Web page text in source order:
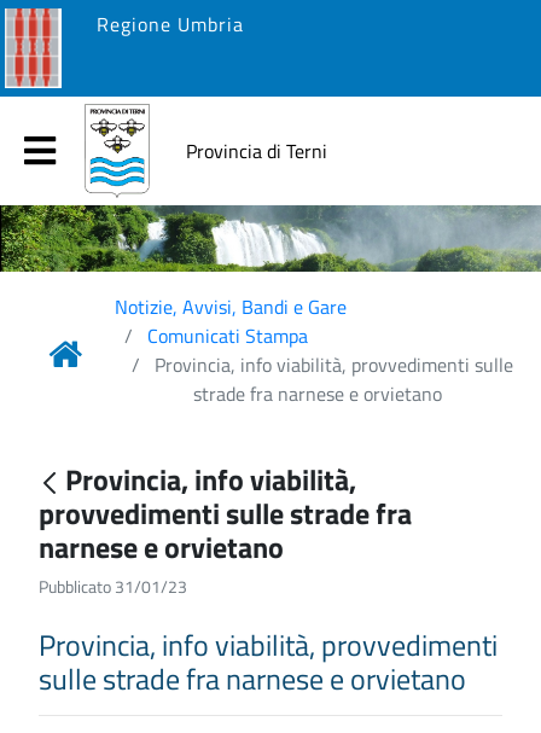
Regione Umbria
Provincia di Terni
Notizie, Avvisi, Bandi e Gare
Comunicati Stampa
Provincia, info viabilità, provvedimenti sulle
strade fra narnese e orvietano
Provincia, info viabilità,
provvedimenti sulle strade fra
narnese e orvietano
Pubblicato 31/01/23
Provincia, info viabilità, provvedimenti
sulle strade fra narnese e orvietano